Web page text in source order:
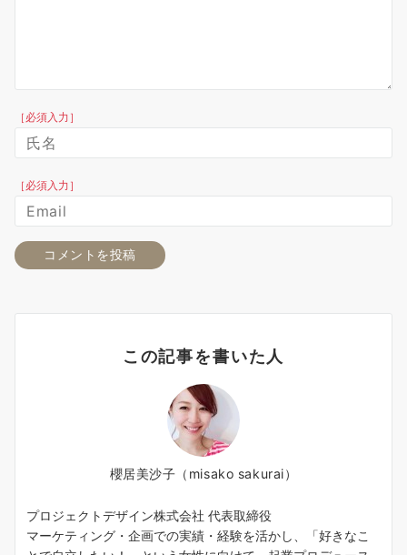
［必須入力］
［必須入力］
この記事を書いた人
櫻居美沙子（misako sakurai）
プロジェクトデザイン株式会社 代表取締役
マーケティング・企画での実績・経験を活かし、「好きなこ